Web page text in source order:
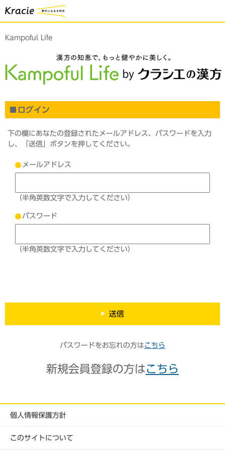
Kampoful Life
ログイン
下の欄にあなたの登録されたメールアドレス、パスワードを入力
し、「送信」ボタンを押してください。
メールアドレス
（半角英数文字で入力してください）
パスワード
（半角英数文字で入力してください）
送信
パスワードをお忘れの方は こちら
新規会員登録の方は こちら
個人情報保護方針
このサイトについて